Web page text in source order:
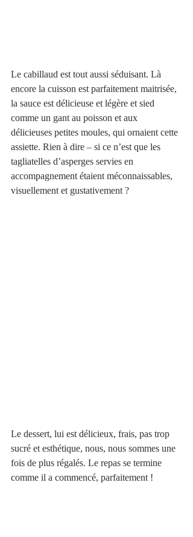
Le cabillaud est tout aussi séduisant. Là
encore la cuisson est parfaitement maitrisée,
la sauce est délicieuse et légère et sied
comme un gant au poisson et aux
délicieuses petites moules, qui ornaient cette
assiette. Rien à dire – si ce n’est que les
tagliatelles d’asperges servies en
accompagnement étaient méconnaissables,
visuellement et gustativement ?
Le dessert, lui est délicieux, frais, pas trop
sucré et esthétique, nous, nous sommes une
fois de plus régalés. Le repas se termine
comme il a commencé, parfaitement !